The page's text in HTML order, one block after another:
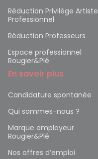
Réduction Privilège Artiste
Professionnel
Réduction Professeurs
Espace professionnel
Rougier&Plé
En savoir plus
Candidature spontanée
Qui sommes-nous ?
Marque employeur
Rougier&Plé
Nos offres d’emploi